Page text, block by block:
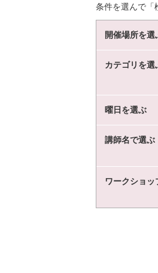
条件を選んで「
開催場所を選
カテゴリを選
曜日を選ぶ
講師名で選ぶ
ワークショッ